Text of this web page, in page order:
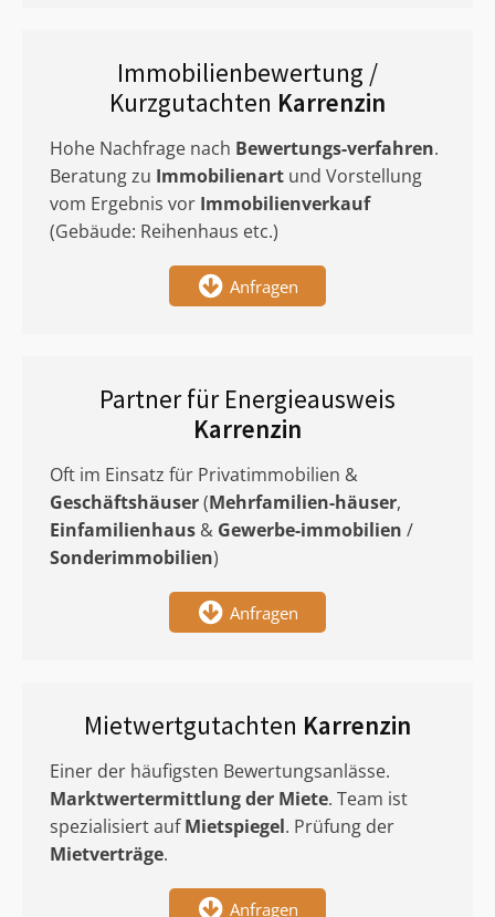
Immobilienbewertung /
Kurzgutachten Karrenzin
Hohe Nachfrage nach Bewertungs-verfahren.
Beratung zu Immobilienart und Vorstellung
vom Ergebnis vor Immobilienverkauf
(Gebäude: Reihenhaus etc.)
Anfragen
Partner für Energieausweis
Karrenzin
Oft im Einsatz für Privatimmobilien &
Geschäftshäuser(Mehrfamilien-häuser,
Einfamilienhaus & Gewerbe-immobilien /
Sonderimmobilien)
Anfragen
Mietwertgutachten Karrenzin
Einer der häufigsten Bewertungsanlässe.
Marktwertermittlungder Miete. Team ist
spezialisiert aufMietspiegel. Prüfung der
Mietverträge.
Anfragen